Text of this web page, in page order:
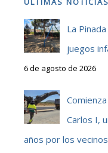
La
juegos
6 de agosto de 2026
Carlos I,
años por los